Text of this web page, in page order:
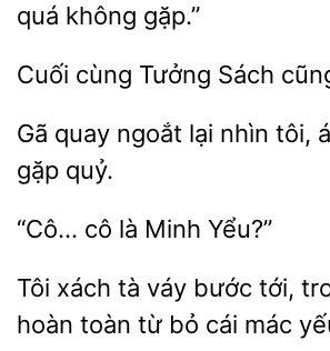
quá
gặp.”
Cuối cùng Tưởng Sách
Gã ngoắt lại nhìn
gặp quỷ.
là Yểu?”
xách tà váy bước tới,
hoàn toàn
bỏ cái mác